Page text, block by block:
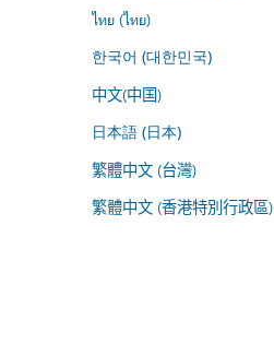
ไทย (ไทย)
한국어 (대한민국)
中文(中国)
日本語 (日本)
繁體中文 (台灣)
繁體中文 (香港特別行政區)